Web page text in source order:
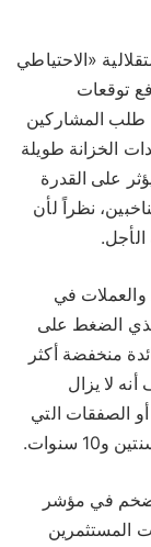
«الاحتياطي
توقعات
طلب المشاركين
الخزانة طويلة
على القدرة
نظراً لأن
الأجل.
والعملات في
الضغط على
منخفضة أكثر
لا يزال
الصفقات التي
سنوات.
في مؤشر
المستثمرين